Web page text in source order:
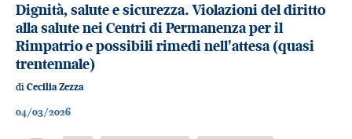
Dignità, salute e sicurezza. Violazioni del diritto
alla salute nei Centri di Permanenza per il
Rimpatrio e possibili rimedi nell'attesa (quasi
trentennale)
di Cecilia Zezza
04/03/2026